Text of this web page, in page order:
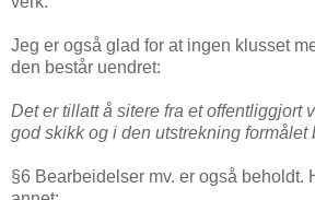
Jeg er også glad for at ingen klusset
den består uendret:
Det er tillatt å sitere fra et offentliggjort
god skikk og i den utstrekning formålet
§6 Bearbeidelser mv. er også beholdt.